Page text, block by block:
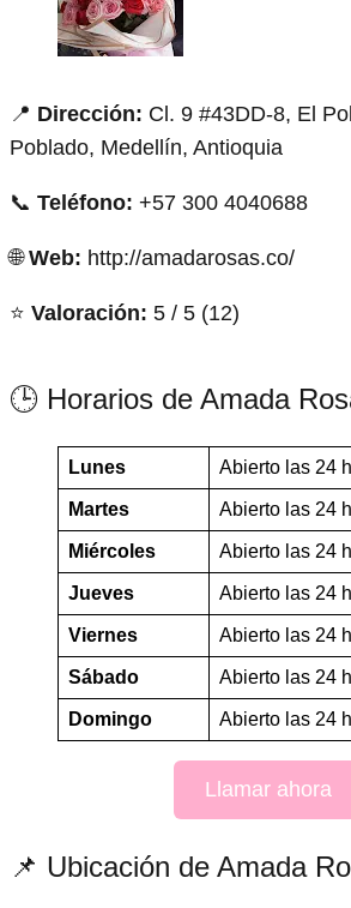
📍 Dirección: Cl. 9 #43DD-8, El
Poblado, Medellín, Antioquia
📞 Teléfono: +57 300 4040688
🌐Web: http://amadarosas.co/
⭐ Valoración: 5 / 5 (12)
🕒 Horarios de Amada
Lunes Abierto las 24
Martes Abierto las 24
Miércoles Abierto las 24
Jueves Abierto las 24
Viernes Abierto las 24
Sábado Abierto las 24
Domingo Abierto las 24
Llamar ahora
📌 Ubicación de Amada